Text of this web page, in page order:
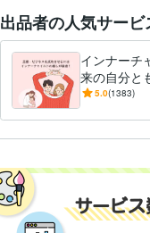
よろし
経験職種 エン
マー
管理 /
事務
人事 /
職歴 花蓮
●●会社
●●医院
出品者の人気サービ
インナーチ
来の自分と
親へのネガ
5.0(1383)